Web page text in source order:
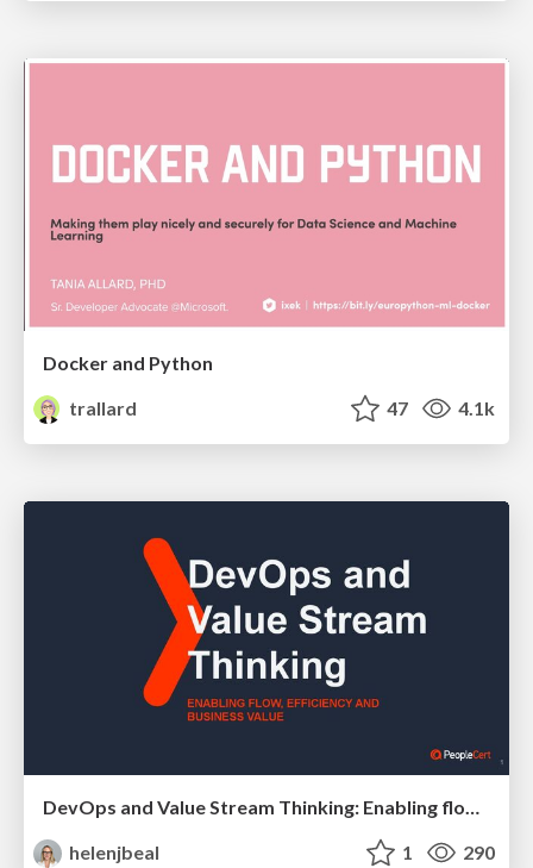
Docker and Python
trallard
47 4.1k
helenjbeal
1 290